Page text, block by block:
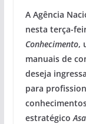
A Agência
nesta terça-
Conhecimento,
manuais de
deseja
para
estratégico